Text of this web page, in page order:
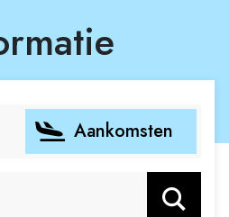
Aankomsten
Zoeken